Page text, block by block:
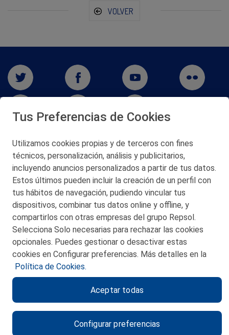
VOLVER
San Martín 5-Edificio Muñatones,
48550 Muskiz (Bizkaia)
Telf. 946 357 000
© 2026 Petronor S.A.
CONTACTO
POLITICA DE PRIVACIDAD
AVISO LEGAL
POLITICA DE COOKIES
Tus Preferencias de Cookies
Utilizamos cookies propias y de terceros con fines
técnicos, personalización, análisis y publicitarios,
incluyendo anuncios personalizados a partir de tus datos.
Estos últimos pueden incluir la creación de un perfil con
tus hábitos de navegación, pudiendo vincular tus
dispositivos, combinar tus datos online y offline, y
compartirlos con otras empresas del grupo Repsol.
Selecciona Solo necesarias para rechazar las cookies
opcionales. Puedes gestionar o desactivar estas
cookies en Configurar preferencias. Más detalles en la
Política de Cookies.
Configurar preferencias
Aceptar todas